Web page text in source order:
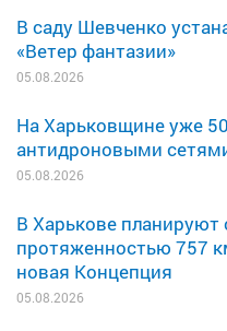
В саду Шевченко
«Ветер фантазии»
05.08.2026
На Харьковщине уже
антидроновыми
05.08.2026
В Харькове планируют
протяженностью 757
новая Концепция
05.08.2026